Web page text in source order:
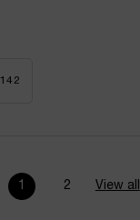
142
Page 1 of 2.
2 View all